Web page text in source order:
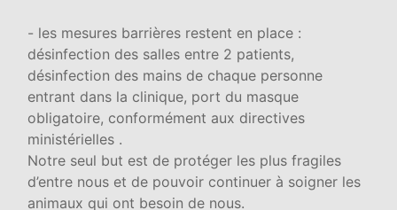
- les mesures barrières restent en place :
désinfection des salles entre 2 patients,
désinfection des mains de chaque personne
entrant dans la clinique, port du masque
obligatoire, conformément aux directives
ministérielles .
Notre seul but est de protéger les plus fragiles
d’entre nous et de pouvoir continuer à soigner les
animaux qui ont besoin de nous.